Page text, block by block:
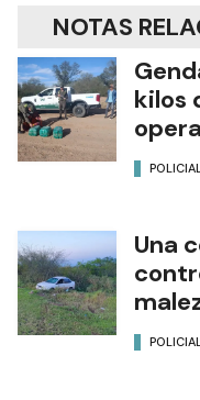
NOTAS
kilos
Una